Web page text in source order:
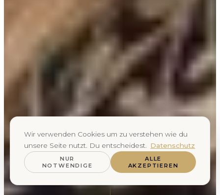
Wir verwenden Cookies um zu verstehen wie du
unsere Seite nutzt. Du entscheidest.
Datenschutz
NUR
NOTWENDIGE
ALLE
AKZEPTIEREN